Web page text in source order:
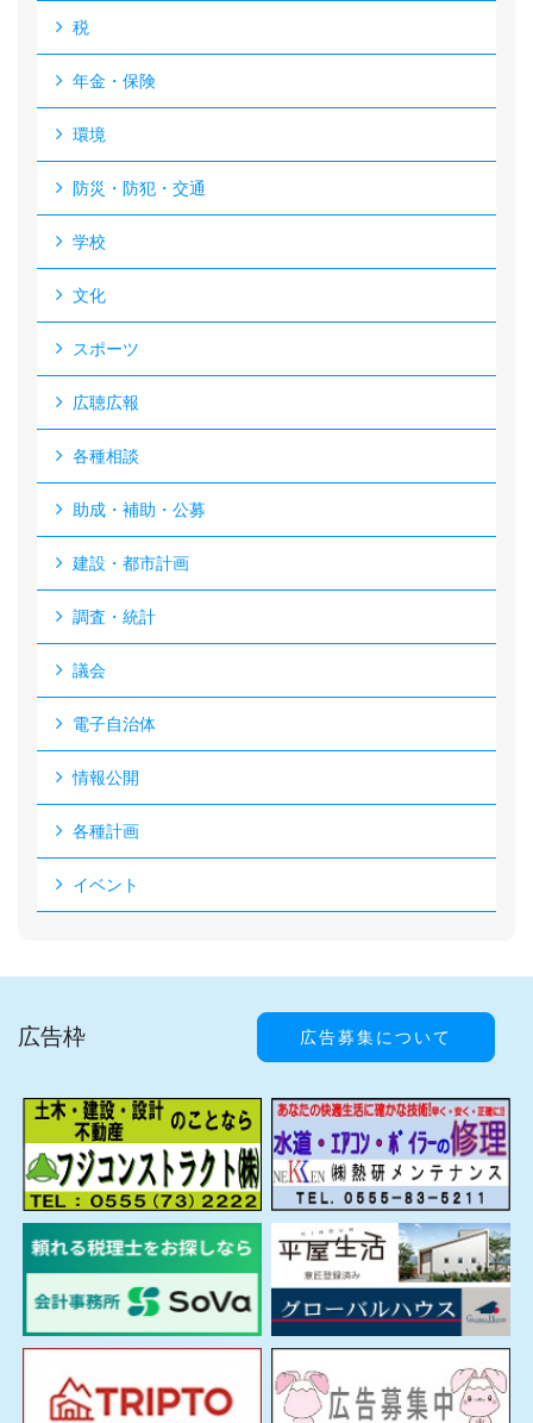
税
年金・保険
環境
防災・防犯・交通
学校
文化
スポーツ
広聴広報
各種相談
助成・補助・公募
建設・都市計画
調査・統計
議会
電子自治体
情報公開
各種計画
イベント
広告枠 広告募集について